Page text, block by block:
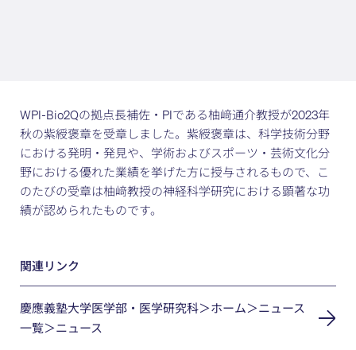
WPI-Bio2Qの拠点長補佐・PIである柚﨑通介教授が2023年
秋の紫綬褒章を受章しました。紫綬褒章は、科学技術分野
における発明・発見や、学術およびスポーツ・芸術文化分
野における優れた業績を挙げた方に授与されるもので、こ
のたびの受章は柚﨑教授の神経科学研究における顕著な功
績が認められたものです。
関連リンク
慶應義塾大学医学部・医学研究科＞ホーム＞ニュース
一覧＞ニュース